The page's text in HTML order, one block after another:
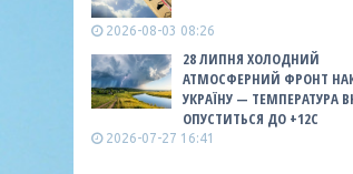
2026-08-03 08:26
28 ЛИПНЯ ХОЛОДНИЙ
АТМОСФЕРНИЙ ФРОНТ
УКРАЇНУ — ТЕМПЕРАТУРА
ОПУСТИТЬСЯ ДО +12С
2026-07-27 16:41